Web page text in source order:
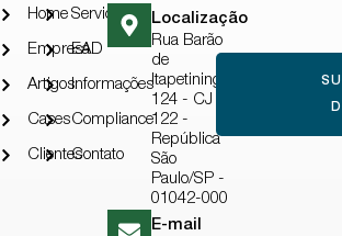
Home
Empresa
Artigos
Cases
Clientes
Serviços
EAD
Informações
Compliance
Contato
Localização
Rua Barão
de
Itapetininga,
124 - CJ
122 -
República
São
Paulo/SP -
01042-000
E-mail